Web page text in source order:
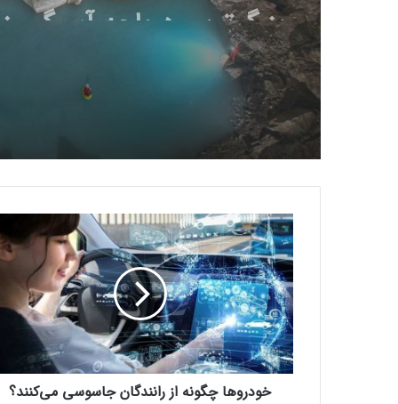
خ
و
د
ر
و
ه
ا
چ
گ
خودروها چگونه از رانندگان جاسوسی می‌کنند؟